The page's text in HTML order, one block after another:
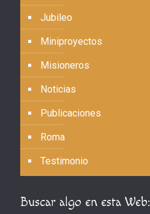
Jubileo
Miniproyectos
Misioneros
Noticias
Publicaciones
Roma
Testimonio
Buscar algo en esta Web: